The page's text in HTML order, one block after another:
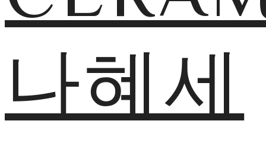
나혜세